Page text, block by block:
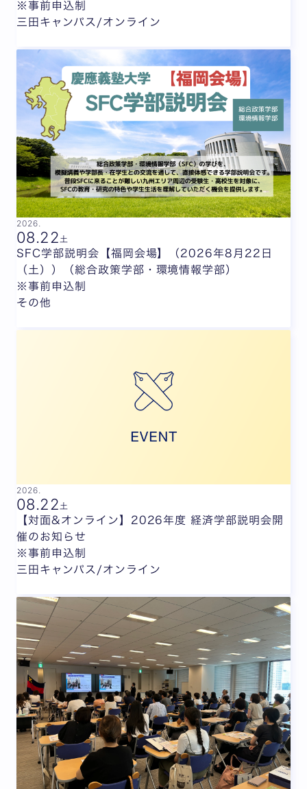
※事前申込制
三田キャンパス/オンライン
2026.
08.22土
SFC学部説明会【福岡会場】（2026年8月22日
（土））（総合政策学部・環境情報学部）
※事前申込制
その他
2026.
08.22土
【対面&オンライン】2026年度 経済学部説明会開
催のお知らせ
※事前申込制
三田キャンパス/オンライン